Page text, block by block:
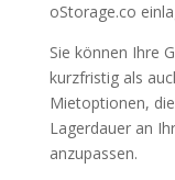
oStorage.co
Sie können Ihre
kurzfristig als
Mietoptionen,
Lagerdauer an
anzupassen.